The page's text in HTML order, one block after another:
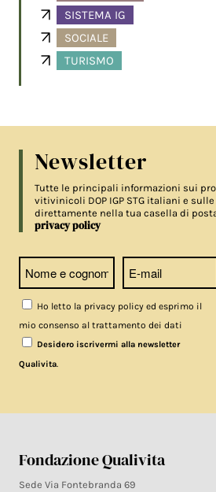
SISTEMA IG
SOCIALE
TURISMO
Newsletter
Tutte le principali informazioni sui
vitivinicoli DOP IGP STG italiani e
direttamente nella tua casella di
privacy policy
Ho letto la privacy policy ed esprimo il
mio consenso al trattamento dei dati
Desidero iscrivermi alla newsletter
Qualivita.
Fondazione Qualivita
Sede Via Fontebranda 69